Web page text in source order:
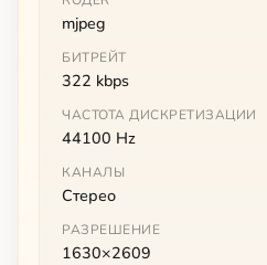
mjpeg
БИТРЕЙТ
322 kbps
ЧАСТОТА ДИСКРЕТИЗАЦИИ
44100 Hz
КАНАЛЫ
Стерео
РАЗРЕШЕНИЕ
1630×2609